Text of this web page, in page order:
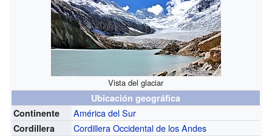
Vista del glaciar
Ubicación geográfica
Continente
América del Sur
Cordillera Cordillera Occidental de los Andes